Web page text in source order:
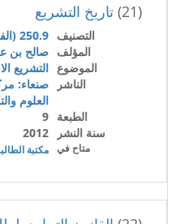
(21) تاريخ التشريع
التصنيف 250.9 (الفقه وأصوله)
المؤلف صالح بن
الموضوع التشريع
الناشر
صنعاء:
العلوم
الطبعة 9
سنة النشر
2012
متاح في مكتبة